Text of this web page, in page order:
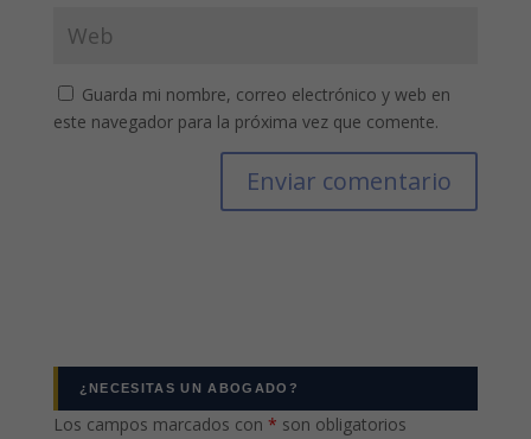
Guarda mi nombre, correo electrónico y web en
este navegador para la próxima vez que comente.
¿NECESITAS UN ABOGADO?
Los campos marcados con * son obligatorios